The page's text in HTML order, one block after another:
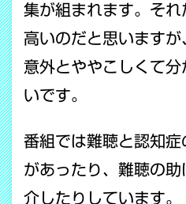
集が組まれます。そ
高いのだと思います
意外とややこしくて
いです。
番組では難聴と認知症
があったり、難聴の
介したりしています。